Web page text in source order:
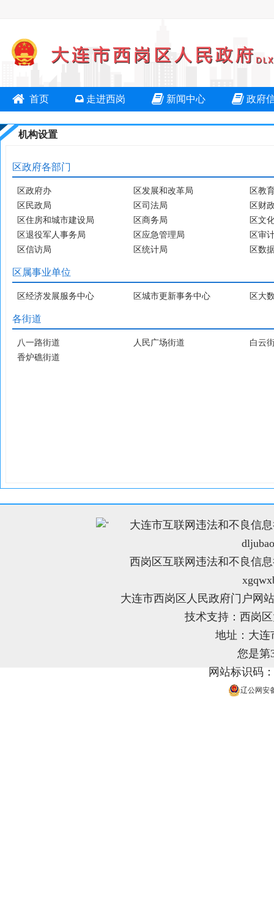
首页 走进西岗 新闻中心 政府
机构设置
区政府各部门
区政府办 区发展和改革局
区教
区民政局
区司法局
区财
区住房和城市建设局
区商务局
区文
区退役军人事务局
区应急管理局
区审
区信访局
区统计局 区数
区属事业单位
区经济发展服务中心 区城市更新事务中心 区大
各街道
八一路街道 人民广场街道
白云
香炉礁街道
"
大连市互联网违法和不良信
西岗区互联网违法和不良信
大连市西岗区人民政府门户网
技术支持：西岗
地址：大连
您是第
网站标识码
辽公网安